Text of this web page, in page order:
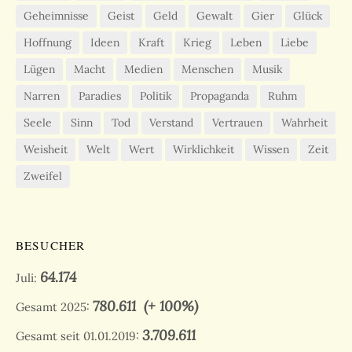
Geheimnisse Geist Geld Gewalt Gier
Glück
Hoffnung
Ideen Kraft Krieg Leben
Liebe
Lügen
Macht Medien Menschen
Musik
Narren
Paradies Politik Propaganda
Ruhm
Seele
Sinn Tod Verstand Vertrauen
Wahrheit
Weisheit
Welt Wert Wirklichkeit Wissen
Zeit
Zweifel
BESUCHER
Juli: 64.174
Gesamt 2025: 780.611(+ 100%)
Gesamt seit 01.01.2019: 3.709.611